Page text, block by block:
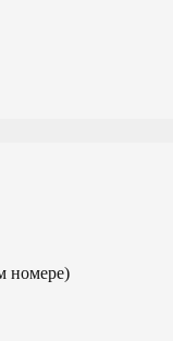
номере)